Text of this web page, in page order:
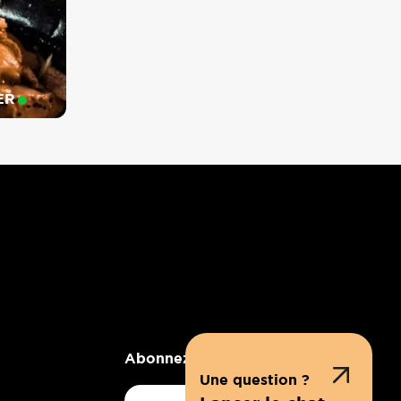
Une question ?
Abonnez-vous a notre newsletter